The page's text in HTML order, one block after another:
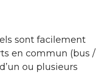
sont facilement
en commun (bus /
ou plusieurs